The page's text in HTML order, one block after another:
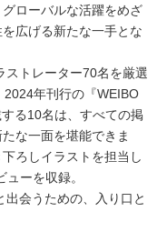
ローバルな活躍をめざ
広げる新たな一手とな
ストレーター70名を厳選
年刊行の『WEIBO
る10名は、すべての掲
な一面を堪能できま
ろしイラストを担当し
ーを収録。
会うための、入り口と